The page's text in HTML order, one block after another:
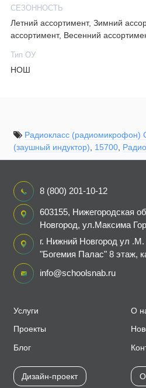
СЕЗОННОСТЬ
Летний ассортимент, Зимний
ассортимент, Весенний
Тип ОУ
НОШ
Радиокласс
(заушный индуктор)
15700,
Услуги
Проекты
Блог
Дизайн-проект
О
8 (800) 201-10-12
603155, Нижегородская
Новгород, ул.Максима
г. Нижний Новгород ул
"Богемия Палас" 8 этаж,
info@schoolsnab.ru